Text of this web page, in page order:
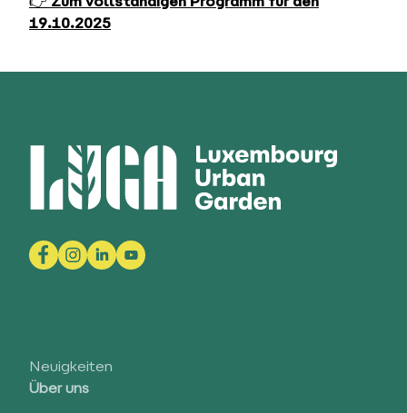
19.10.2025
Neuigkeiten
Über uns